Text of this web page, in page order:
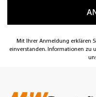
Mit Ihrer Anmeldung erklären
einverstanden. Informationen zu